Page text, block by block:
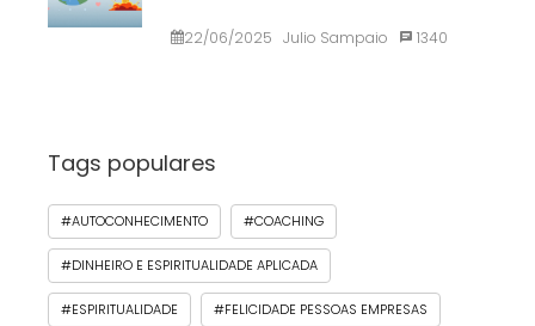
22/06/2025 Julio Sampaio 1340
Tags populares
#AUTOCONHECIMENTO #COACHING
#DINHEIRO E ESPIRITUALIDADE APLICADA
#ESPIRITUALIDADE #FELICIDADE PESSOAS EMPRESAS